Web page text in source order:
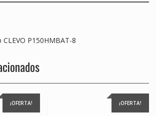
P150HMBAT-8
¡OFERTA! ¡OFERTA!